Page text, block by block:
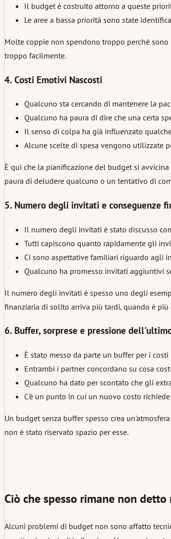
Il budget è costruito attorno a queste
Le aree a bassa priorità sono state
Molte coppie non spendono troppo perché
troppo facilmente.
4. Costi Emotivi Nascosti
Qualcuno sta cercando di mantenere la
Qualcuno ha paura di dire che una certa
Il senso di colpa ha già influenzato
Alcune scelte di spesa vengono utilizzate
È qui che la pianificazione del budget si
paura di deludere qualcuno o un tentativo di
5. Numero degli invitati e conseguenze
Il numero degli invitati è stato discusso
Tutti capiscono quanto rapidamente gli
Ci sono aspettative familiari riguardo agli
Qualcuno ha promesso invitati aggiuntivi
Il numero degli invitati è spesso uno degli
finanziaria di solito arriva più tardi, quando è
6. Buffer, sorprese e pressione
È stato messo da parte un buffer per i
Entrambi i partner concordano su cosa
Qualcuno ha dato per scontato che gli
C'è un punto in cui un nuovo costo
Un budget senza buffer spesso crea
non è stato riservato spazio per esse.
Ciò che spesso rimane non
Alcuni problemi di budget non sono affatto